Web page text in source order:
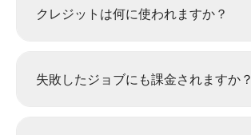
クレジットは何に使われますか？
失敗したジョブにも課金されますか？